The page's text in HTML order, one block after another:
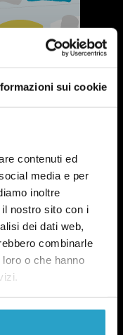
sui cookie
contenuti ed
media e per
inoltre
nostro sito con i
dei dati web,
combinarle
o che hanno
perché le
questione